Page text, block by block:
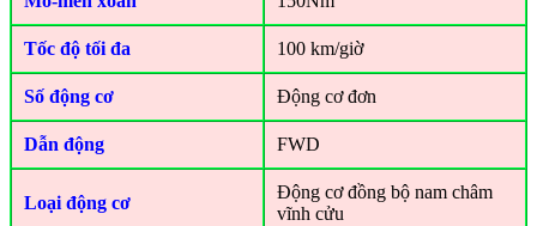
Tốc độ tối đa 100 km/giờ
Số động cơ Động cơ đơn
Dẫn động FWD
Loại động cơ
Động cơ đồng bộ nam châm
vĩnh cửu